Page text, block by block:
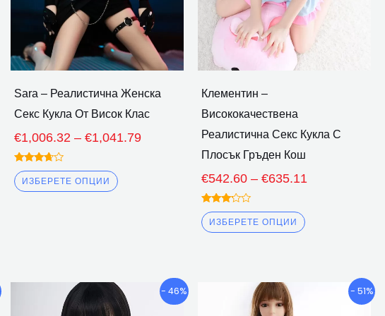
Sara – Реалистична Женска
Секс Кукла От Висок Клас
€1,006.32 – €1,041.79
Оценено
3.50
извън 5
ИЗБЕРЕТЕ ОПЦИИ
да
бъдат
избрани
на
страницата
на
продукта
Клементин –
Висококачествена
Реалистична Секс Кукла С
Плосък Гръден Кош
€542.60 – €635.11
Оценено
3.00
извън
ИЗБЕРЕТЕ ОПЦИИ
да
бъдат
избрани
продукта
- 46%
Ценови
диапазон:
Този
продукт
- 51%
Ценови
диапазон: